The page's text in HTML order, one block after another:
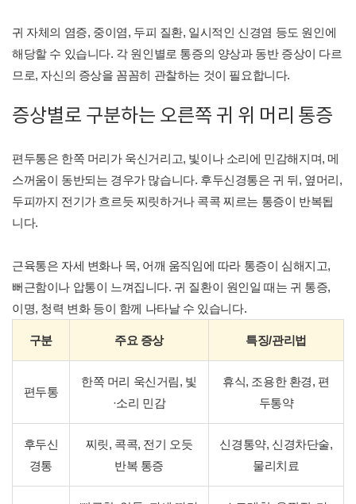
귀 자체의 염증, 중이염, 두피 질환, 일시적인 신경염 등도 원인에
해당할 수 있습니다. 각 원인별로 통증의 양상과 동반 증상이 다르
므로, 자신의 증상을 꼼꼼히 관찰하는 것이 필요합니다.
증상별로 구분하는 오른쪽 귀 위 머리 통증
편두통은 한쪽 머리가 욱신거리고, 빛이나 소리에 민감해지며, 메
스꺼움이 동반되는 경우가 많습니다. 후두신경통은 귀 뒤, 옆머리,
두피까지 전기가 흐르듯 찌릿하거나 콕콕 찌르는 통증이 반복됩
니다.
근육통은 자세 변화나 목, 어깨 움직임에 따라 통증이 심해지고,
뻐근함이나 압통이 느껴집니다. 귀 질환이 원인일 때는 귀 통증,
이명, 청력 변화 등이 함께 나타날 수 있습니다.
구분 주요 증상 특징/관리법
편두통
한쪽 머리 욱신거림, 빛
·소리 민감
휴식, 조용한 환경, 편
두통약
후두신
경통
찌릿, 콕콕, 전기 오듯
반복 통증
신경통약, 신경차단술,
물리치료